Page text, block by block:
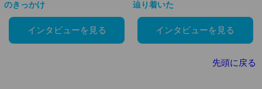
のきっかけ
インタビューを見る
辿り着いた
インタビューを見る
先頭に戻る